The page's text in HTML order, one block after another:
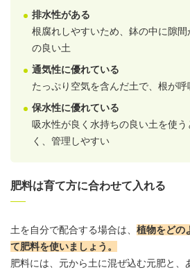
排水性がある
根腐れしやすいため、鉢の中に隙
の良い土
通気性に優れている
たっぷり空気を含んだ土で、根が
保水性に優れている
吸水性が良く水持ちの良い土を使
く、管理しやすい
肥料は育て方に合わせて入れる
土を自分で配合する場合は、 植物をどの
て肥料を使いましょう。
肥料には、元から土に混ぜ込む元肥と、